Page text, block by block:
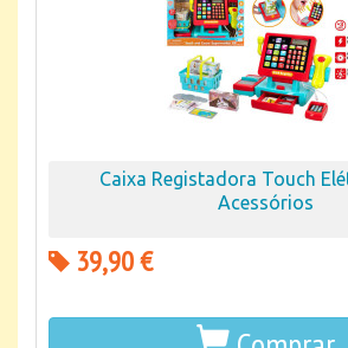
Caixa Registadora Touch
Acessórios
39,90 €